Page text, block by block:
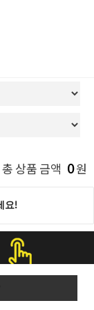
총 상품 금액 0원